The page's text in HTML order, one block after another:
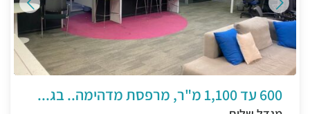
600 עד 1,100 מ"ר, מרפסת מדהימה.. בג...